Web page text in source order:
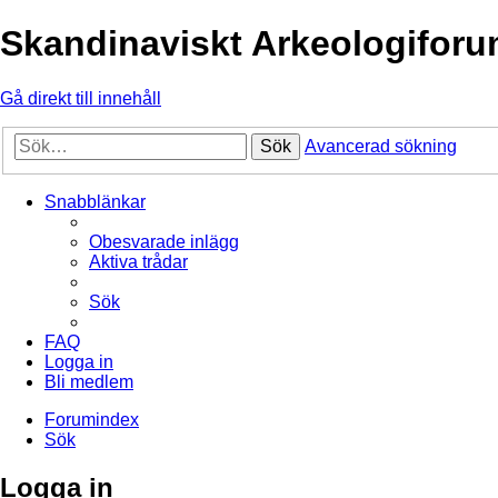
Skandinaviskt
Gå direkt till innehåll
Sök Avancerad sökning
Snabblänkar
Obesvarade inlägg
Aktiva trådar
Sök
FAQ
Logga in
Bli medlem
Forumindex
Sök
Logga in